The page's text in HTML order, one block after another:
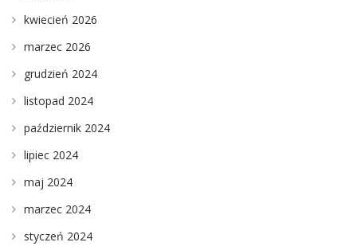
kwiecień 2026
marzec 2026
grudzień 2024
listopad 2024
październik 2024
lipiec 2024
maj 2024
marzec 2024
styczeń 2024